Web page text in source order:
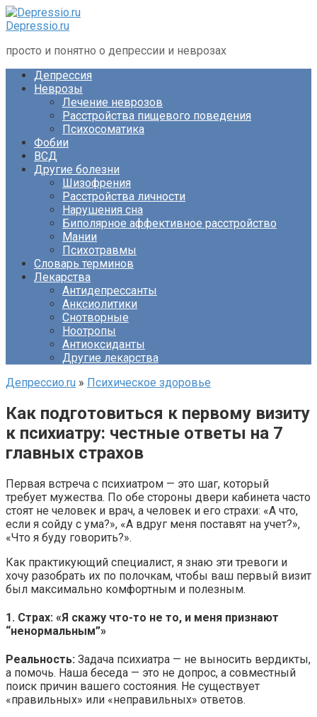
Перейти
к
Depressio.ru
просто и понятно о депрессии и неврозах
Депрессия
Неврозы
Лечение неврозов
Расстройства пищевого поведения
Психосоматика
Фобии
ВСД
Другие болезни
Шизофрения
Расстройства личности
Нарушения сна
Биполярное аффективное расстройство
Мании
Психотравмы
Словарь терминов
Лекарства
Антидепрессанты
Анксиолитики
Снотворные
Ноотропы
Антиоксиданты
Другие лекарства
Депрессио.ru » Психическое здоровье
Как подготовиться к первому визиту
к психиатру: честные ответы на 7
главных страхов
Первая встреча с психиатром — это шаг, который
требует мужества. По обе стороны двери кабинета часто
стоят не человек и врач, а человек и его страхи: «А что,
если я сойду с ума?», «А вдруг меня поставят на учет?»,
«Что я буду говорить?».
Как практикующий специалист, я знаю эти тревоги и
хочу разобрать их по полочкам, чтобы ваш первый визит
был максимально комфортным и полезным.
1. Страх: «Я скажу что-то не то, и меня признают
“ненормальным”»
Реальность: Задача психиатра — не выносить вердикты,
а помочь. Наша беседа — это не допрос, а совместный
поиск причин вашего состояния. Не существует
«правильных» или «неправильных» ответов.